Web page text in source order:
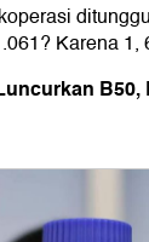
Karena 1,
B50,